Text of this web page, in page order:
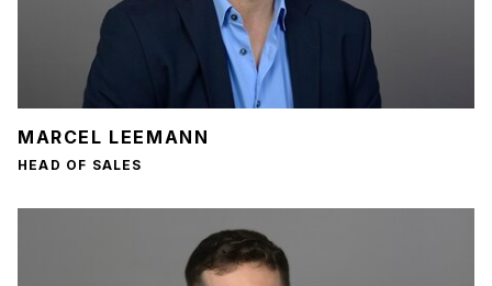
MARCEL LEEMANN
HEAD OF SALES